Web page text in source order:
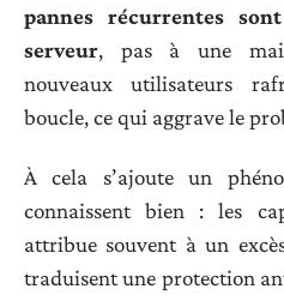
pannes récurrentes
serveur, pas à une
nouveaux utilisateurs
boucle, ce qui aggrave le
À cela s’ajoute un
connaissent bien : les
attribue souvent à un
traduisent une protection